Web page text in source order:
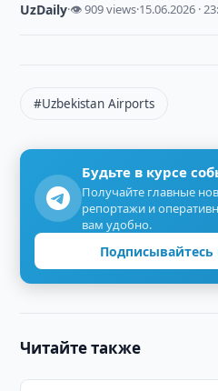
UzDaily·👁 909 views·15.06.2026 ·
#Uzbekistan Airports
Будьте в курсе
Получайте главные
репортажи и
вам удобно.
Читайте также